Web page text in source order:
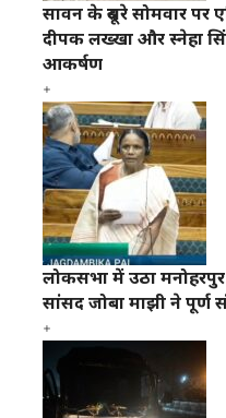
सावन के दूसरे सोमवार पर
दीपक लख्खा और स्नेहा
आकर्षण
लोकसभा में उठा
सांसद जोबा माझी ने पूर्ण